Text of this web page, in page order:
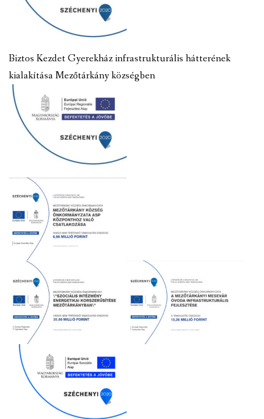
Biztos Kezdet Gyerekház infrastrukturális hátterének
kialakítása Mezőtárkány községben